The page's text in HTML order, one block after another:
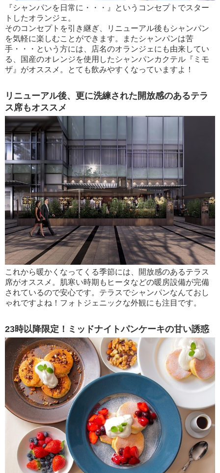
『シャンパンを日常に・・・』というコンセプトでスター
トしたオランジェ。
そのコンセプトを引き継ぎ、リニューアル後もシャンパン
を気軽に楽しむことができます。またシャンパンは苦
手・・・という方には、店名のオランジェにも由来してい
る、国産のオレンジを使用したシャンパンカクテル『ミモ
ザ』がオススメ。とても飲みやすくなっていますよ！
リニューアル後、更に洗練された開放感のあるテラ
ス席もオススメ
これから暖かくなってくる季節には、開放感のあるテラス
席がオススメ。肌寒い時期もヒータなどの暖房設備が完備
されているので安心です。テラスでシャンパンなんておし
ゃれですよね！フォトジェニックな外観にも注目です。
23時以降限定！ミッドナイトパンケーキの甘い誘惑